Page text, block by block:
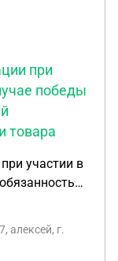
при
победы
товара
участии в
необходимо
алексей, г.